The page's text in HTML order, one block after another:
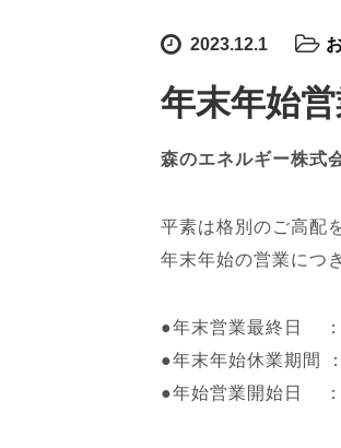
2023.12.1
年末年始
森のエネルギー株式
平素は格別のご高配
年末年始の営業につ
●年末営業最終日 ：
●年末年始休業期間
●年始営業開始日 ：